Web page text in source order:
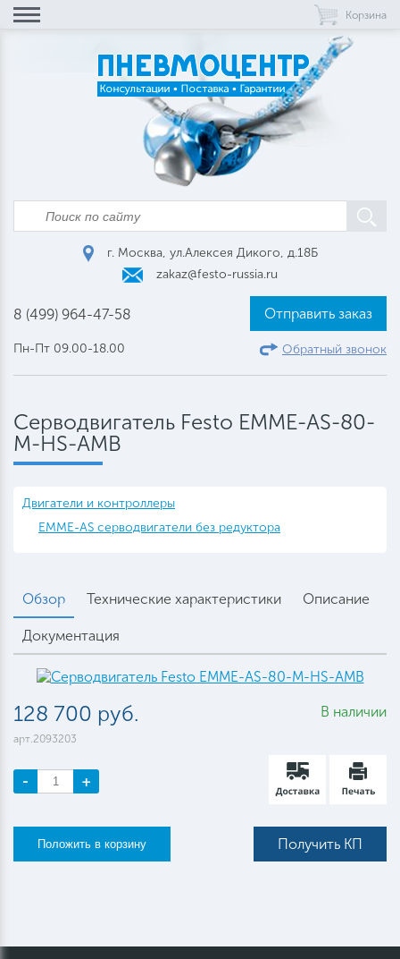
Корзина
г. Москва, ул.Алексея Дикого, д.18Б
zakaz@festo-russia.ru
8 (499) 964-47-58
Пн-Пт 09.00-18.00
Отправить заказ
Обратный звонок
Серводвигатель Festo EMME-AS-80-
M-HS-AMB
Двигатели и контроллеры
EMME-AS серводвигатели без редуктора
Обзор Технические характеристики Описание
Документация
128 700 руб.
арт.2093203
В наличии
- +
Получить КП